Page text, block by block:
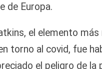
de Europa.
el elemento
torno al covid, fue
el peligro de la